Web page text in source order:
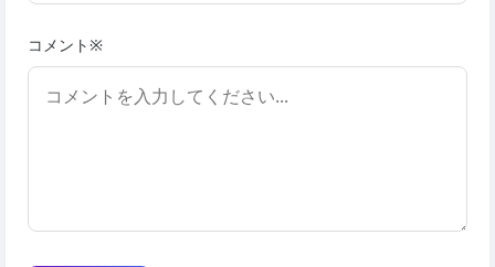
コメント※